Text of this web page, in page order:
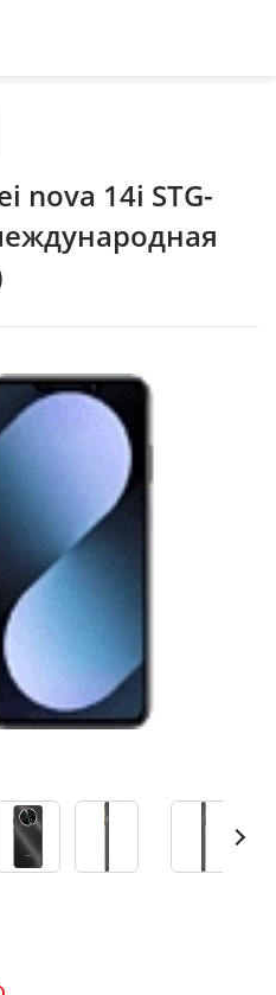
nova 14i STG-